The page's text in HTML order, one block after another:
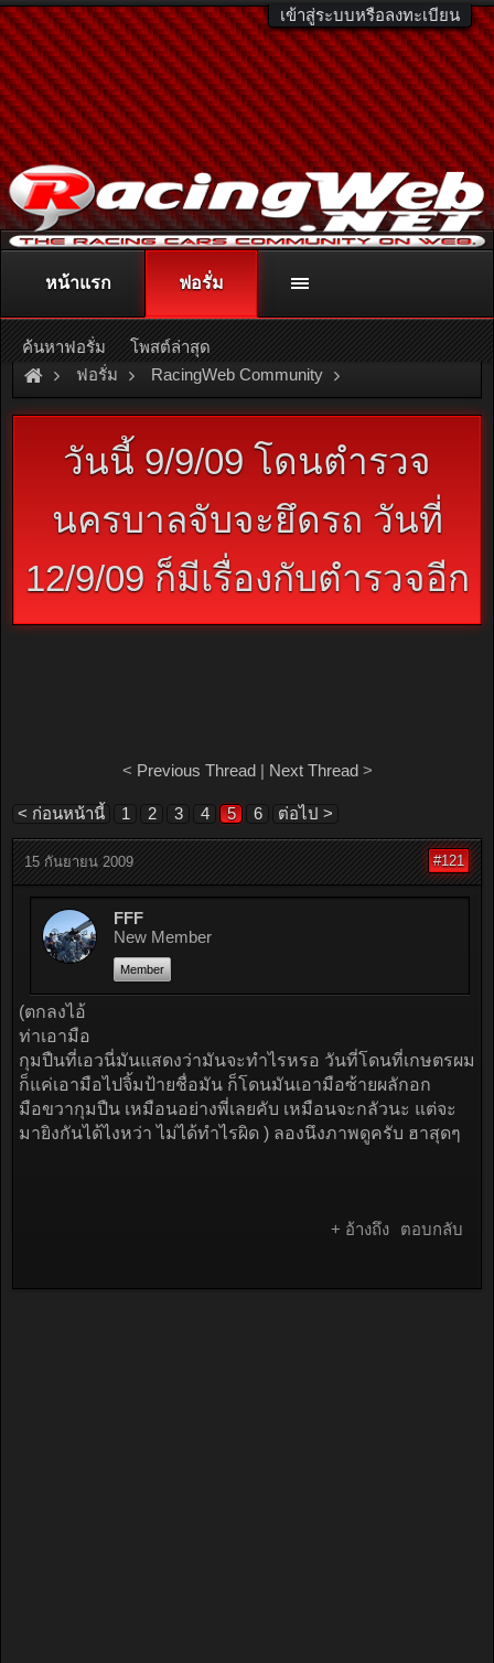
เข้าสู่ระบบหรือลงทะเบียน
ติดต่อลงโฆษณา racingweb@gmail.comหรือโทร. 081-811-1138
หรืออ่านรายละเอียดเพิ่มเติม คลิกที่นี่
ฟอรั่ม RacingWeb Community
Racing Forum (Cars Forum)
วันนี้ 9/9/09 โดนตำรวจ
นครบาลจับจะยึดรถ วันที่
12/9/09 ก็มีเรื่องกับตำรวจอีก
< Previous Thread| Next Thread>
< ก่อนหน้านี้ 1 2 3 4 5 6 ต่อไป >
15 กันยายน 2009 #121
FFF
New Member
Member
(ตกลงไอ้
ท่าเอามือ
กุมปืนที่เอวนี่มันแสดงว่ามันจะทำไรหรอ วันที่โดนที่เกษตรผม
ก็แค่เอามือไปจิ้มป้ายชื่อมัน ก็โดนมันเอามือซ้ายผลักอก
มือขวากุมปืน เหมือนอย่างพี่เลยคับ เหมือนจะกลัวนะ แต่จะ
มายิงกันได้ไงหว่า ไม่ได้ทำไรผิด ) ลองนึงภาพดูครับ ฮาสุดๆ
+ อ้างถึง ตอบกลับ
หน้าแรก ฟอรั่ม
ค้นหาฟอรั่ม โพสต์ล่าสุด